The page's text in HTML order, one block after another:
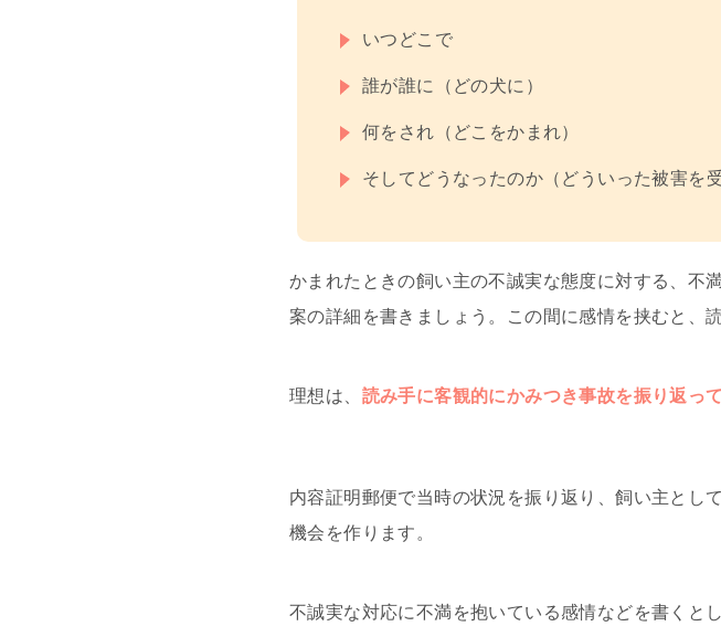
いつどこで
誰が誰に（どの犬に）
何をされ（どこをかまれ）
そしてどうなったのか（どういった被害を
かまれたときの飼い主の不誠実な態度に対する、不
案の詳細を書きましょう。この間に感情を挟むと、
理想は、 読み手に客観的にかみつき事故を振り返っ
内容証明郵便で当時の状況を振り返り、飼い主とし
機会を作ります。
不誠実な対応に不満を抱いている感情などを書くと